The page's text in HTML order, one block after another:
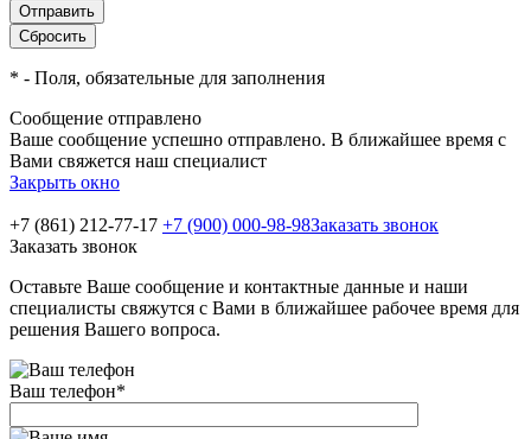
* - Поля, обязательные для заполнения
Сообщение отправлено
Ваше сообщение успешно отправлено. В ближайшее время с
Вами свяжется наш специалист
Закрыть окно
+7 (861) 212-77-17 +7 (900) 000-98-98Заказать звонок
Заказать звонок
Оставьте Ваше сообщение и контактные данные и наши
специалисты свяжутся с Вами в ближайшее рабочее время для
решения Вашего вопроса.
Ваш телефон*